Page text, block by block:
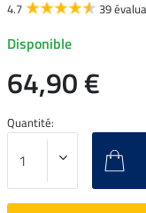
4.7 39
Disponible
64,90 €
Quantité: